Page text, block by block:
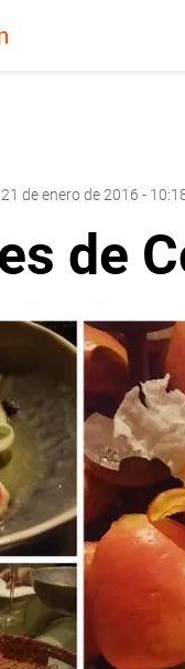
21 de enero de 2016 -
de